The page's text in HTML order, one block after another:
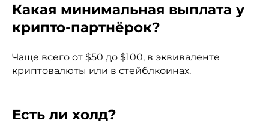
Какая минимальная выплата у
крипто-партнёрок?
Чаще всего от $50 до $100, в эквиваленте
криптовалюты или в стейблкоинах.
Есть ли холд?